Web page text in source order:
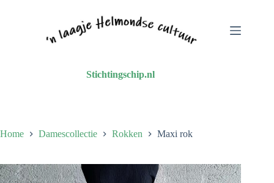
Stichtingschip.nl
Home Damescollectie Rokken Maxi rok